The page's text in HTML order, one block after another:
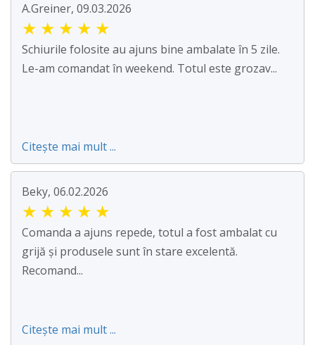
A.Greiner, 09.03.2026
★ ★ ★ ★ ★
Schiurile folosite au ajuns bine ambalate în 5 zile.
Le-am comandat în weekend. Totul este grozav...
Citește mai mult ...
Beky, 06.02.2026
★ ★ ★ ★ ★
Comanda a ajuns repede, totul a fost ambalat cu
grijă și produsele sunt în stare excelentă.
Recomand...
Citește mai mult ...